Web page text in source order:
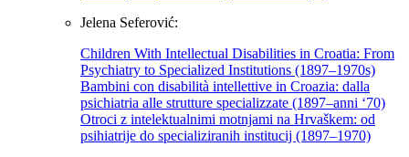
Jelena Seferović:
Children With Intellectual Disabilities in Croatia: From
Psychiatry to Specialized Institutions (1897–1970s)
Bambini con disabilità intellettive in Croazia: dalla
psichiatria alle strutture specializzate (1897–anni ‘70)
Otroci z intelektualnimi motnjami na Hrvaškem: od
psihiatrije do specializiranih institucij (1897–1970)